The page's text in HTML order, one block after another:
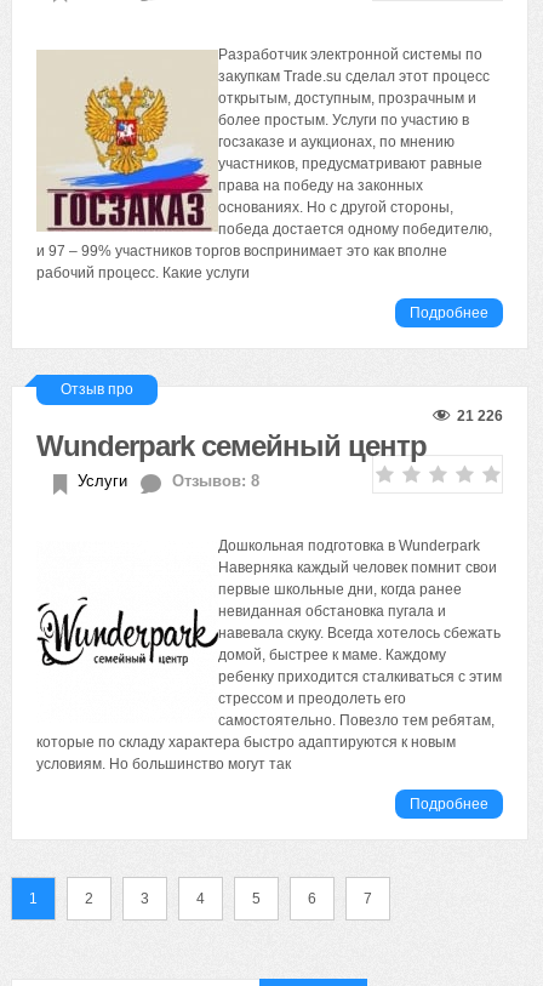
Разработчик электронной системы по
закупкам Trade.su сделал этот процесс
открытым, доступным, прозрачным и
более простым. Услуги по участию в
госзаказе и аукционах, по мнению
участников, предусматривают равные
права на победу на законных
основаниях. Но с другой стороны,
победа достается одному победителю,
и 97 – 99% участников торгов воспринимает это как вполне
рабочий процесс. Какие услуги
Подробнее
Отзыв про
21 226
Wunderpark семейный центр
Услуги Отзывов: 8
Дошкольная подготовка в Wunderpark
Наверняка каждый человек помнит свои
первые школьные дни, когда ранее
невиданная обстановка пугала и
навевала скуку. Всегда хотелось сбежать
домой, быстрее к маме. Каждому
ребенку приходится сталкиваться с этим
стрессом и преодолеть его
самостоятельно. Повезло тем ребятам,
которые по складу характера быстро адаптируются к новым
условиям. Но большинство могут так
Подробнее
1 2 3 4 5 6 7